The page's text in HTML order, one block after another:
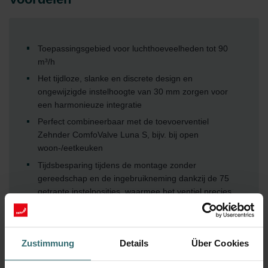
Zustimmung Details Über Cookies
Toepassingsgebied voor luchthoeveelheden tot 90
m³/h
Het tijdloze, slanke en discrete design en
ongewijzigde instelhoogte van 30 mm zorgen voor
een harmonieuze integratie
Perfect combineerbaar met de toevoerventiel
Zehnder ComfoValve Luna S, bijv. bij open
woon-/eetkeuken
Tijdsbesparing tijdens de montage zonder
gereedschap en de ingebruikneming dankzij de 75
getrapte instelposities, waarmee het ventiel precies
ventielpositie bij de ingebruikneming kan worden
gedocumenteerd
Vergrendeling van de ingestelde luchthoeveelheid
voorkomt onbedoelde wijziging tijdens de reiniging